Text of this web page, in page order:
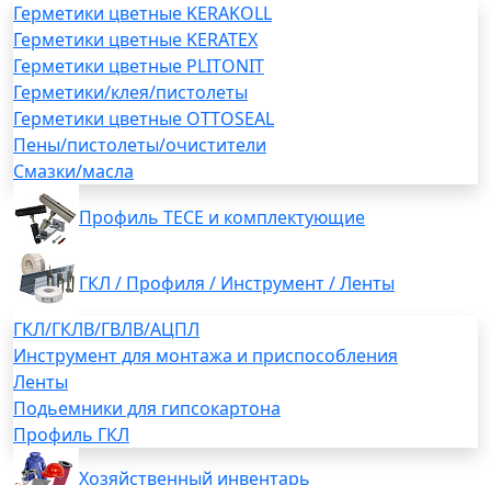
Герметики цветные KERAKOLL
Герметики цветные KERATEX
Герметики цветные PLITONIT
Герметики/клея/пистолеты
Герметики цветные OTTOSEAL
Пены/пистолеты/очистители
Смазки/масла
Профиль TECE и комплектующие
ГКЛ / Профиля / Инструмент / Ленты
ГКЛ/ГКЛВ/ГВЛВ/АЦПЛ
Инструмент для монтажа и приспособления
Ленты
Подьемники для гипсокартона
Профиль ГКЛ
Хозяйственный инвентарь